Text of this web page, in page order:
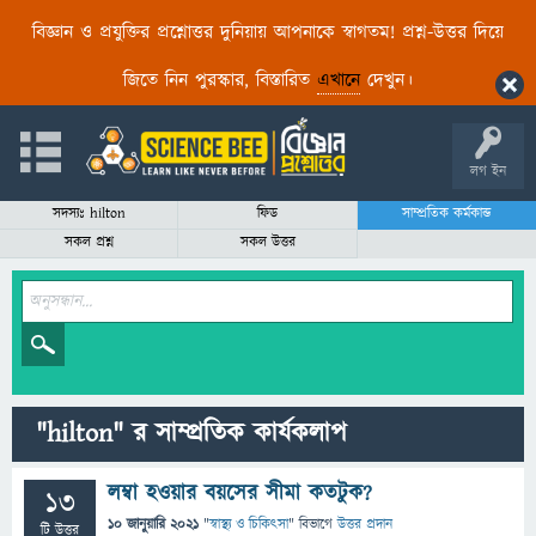
বিজ্ঞান ও প্রযুক্তির প্রশ্নোত্তর দুনিয়ায় আপনাকে স্বাগতম! প্রশ্ন-উত্তর দিয়ে
জিতে নিন পুরস্কার, বিস্তারিত এখানেদেখুন।
লগ ইন
সদস্যঃ hilton ফিড
সাম্প্রতিক কর্মকান্ড
সকল প্রশ্ন
সকল উত্তর
"hilton" র সাম্প্রতিক কার্যকলাপ
13
টি উত্তর
লম্বা হওয়ার বয়সের সীমা কতটুক?
10 জানুয়ারি 2021 "স্বাস্থ্য ও চিকিৎসা" বিভাগে উত্তর প্রদান